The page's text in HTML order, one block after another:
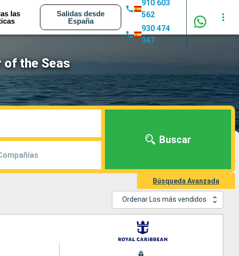
las
Salidas desde
España
910 603
562
930 474
347
of the Seas
Buscar
Búsqueda Avanzada
Ordenar Los más vendidos